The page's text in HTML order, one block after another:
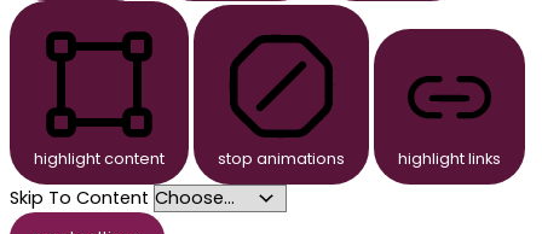
highlight content stop animations highlight links
Skip To Content